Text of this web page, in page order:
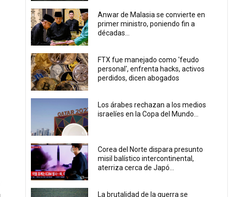
Anwar de Malasia se convierte en
primer ministro, poniendo fin a
décadas...
FTX fue manejado como 'feudo
personal', enfrenta hacks, activos
perdidos, dicen abogados
Los árabes rechazan a los medios
israelíes en la Copa del Mundo...
Corea del Norte dispara presunto
misil balístico intercontinental,
aterriza cerca de Japó...
La brutalidad de la guerra se